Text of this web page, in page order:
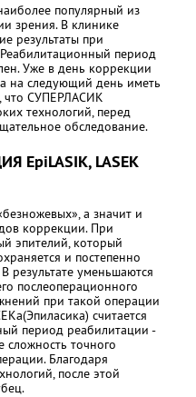
популярный из
зрения. В клинике
результаты при
период
Уже в день коррекции
на следующий день иметь
что СУПЕРЛАСИК
технологий, перед
обследование.
EpiLASIK, LASEK
а значит и
коррекции. При
эпителий, который
и постепенно
результате уменьшаются
послеоперационного
при такой операции
считается
период реабилитации -
сложность точного
Благодаря
после этой